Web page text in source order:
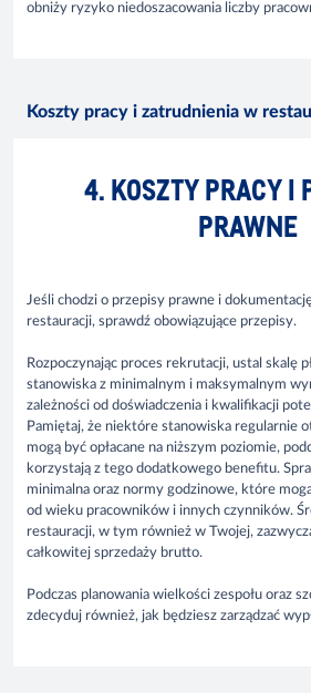
obniży ryzyko niedoszacowania liczby
Koszty pracy i zatrudnienia w
4. KOSZTY PRACY I
PRAWNE
Jeśli chodzi o przepisy prawne i
restauracji, sprawdź obowiązujące przepisy.
Rozpoczynając proces rekrutacji, ustal skalę
stanowiska z minimalnym i maksymalnym
zależności od doświadczenia i kwalifikacji
Pamiętaj, że niektóre stanowiska regularnie
mogą być opłacane na niższym poziomie,
korzystają z tego dodatkowego benefitu.
minimalna oraz normy godzinowe, które
od wieku pracowników i innych czynników.
restauracji, w tym również w Twojej,
całkowitej sprzedaży brutto.
Podczas planowania wielkości zespołu oraz
zdecyduj również, jak będziesz zarządzać